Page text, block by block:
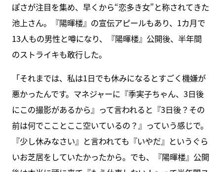
ぽさが注目を集め、早くから“恋多き女”と称されてきた
池上さん。『陽暉楼』の宣伝アピールもあり、1カ月で
13人もの男性と噂になり、『陽暉楼』公開後、半年間
のストライキも敢行した。
「それまでは、私は1日でも休みになるとすごく機嫌が
悪かったんです。マネジャーに『季実子ちゃん、3日後
にこの撮影があるから』って言われると『3日後？その
前は何でこことここ空いているの？』っていう感じで。
『少し休みなさい』と言われても『いやだ』というぐら
いお芝居をしていたかったから。でも、『陽暉楼』公開